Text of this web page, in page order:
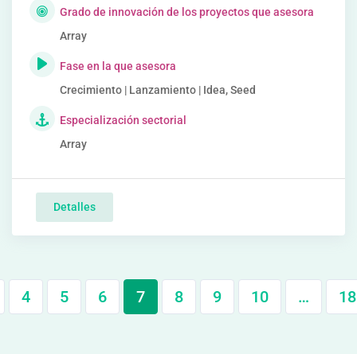
Grado de innovación de los proyectos que asesora
Array
Fase en la que asesora
Crecimiento | Lanzamiento | Idea, Seed
Especialización sectorial
Array
Detalles
4 5 6 7 8 9 10 … 18